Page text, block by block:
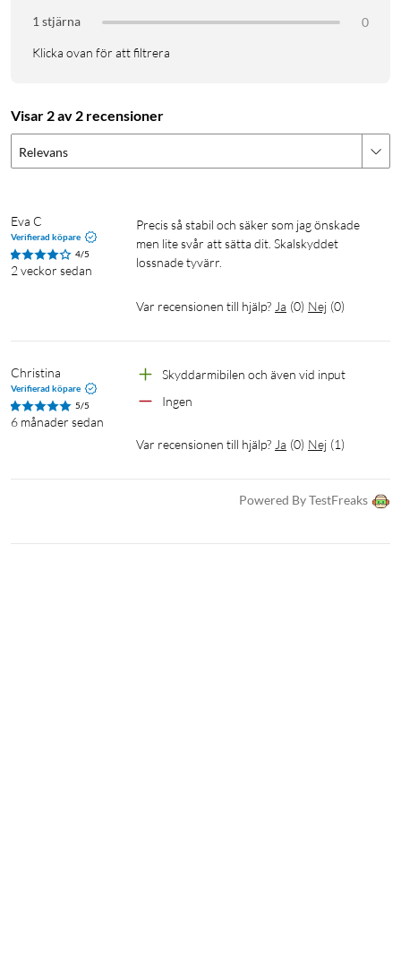
1 stjärna
0
Klicka ovan för att filtrera
Visar 2 av 2 recensioner
Relevans
Eva C
Verifierad köpare
4/5
2 veckor sedan
Precis så stabil och säker som jag önskade
men lite svår att sätta dit. Skalskyddet
lossnade tyvärr.
Var recensionen till hjälp? Ja (0) Nej (0)
Christina
Verifierad köpare
5/5
6 månader sedan
Skyddarmibilen och även vid input
Ingen
Var recensionen till hjälp? Ja (0) Nej (1)
Powered By TestFreaks